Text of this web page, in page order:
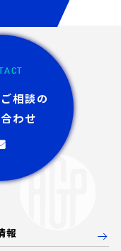
相談の
わせ
報